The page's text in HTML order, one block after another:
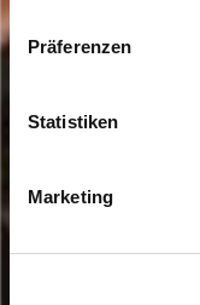
Präferenzen
Statistiken
Marketing